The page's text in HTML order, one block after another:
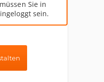
Sie in
sein.